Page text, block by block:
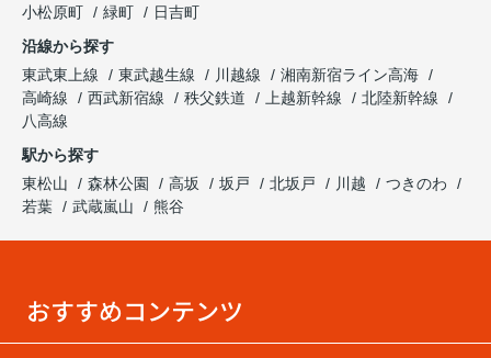
小松原町
緑町
日吉町
沿線から探す
東武東上線
東武越生線 川越線
湘南新宿ライン高海
高崎線
西武新宿線 秩父鉄道 上越新幹線
北陸新幹線
八高線
駅から探す
東松山
森林公園 高坂 坂戸 北坂戸 川越
つきのわ
若葉
武蔵嵐山 熊谷
おすすめコンテンツ